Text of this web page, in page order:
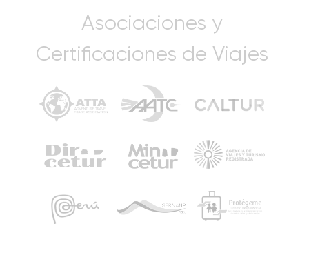
Asociaciones y
Certificaciones de Viajes